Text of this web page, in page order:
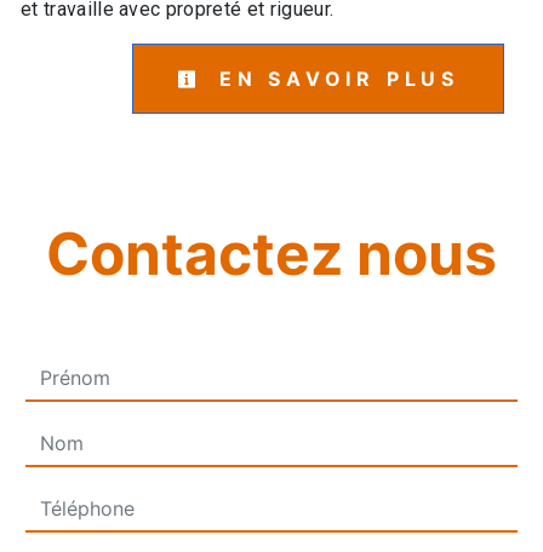
et travaille avec propreté et rigueur.
EN SAVOIR PLUS
Contactez nous